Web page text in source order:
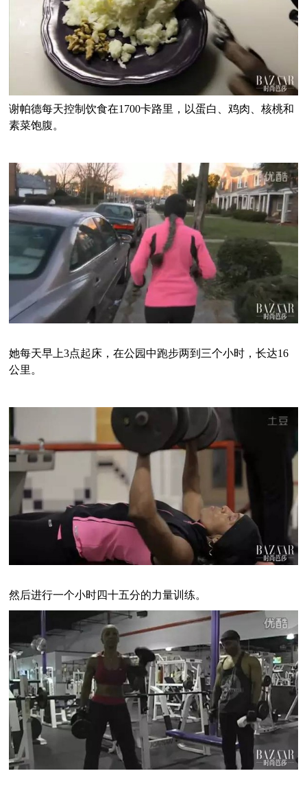
谢帕德每天控制饮食在1700卡路里，以蛋白、鸡肉、核桃和
素菜饱腹。
她每天早上3点起床，在公园中跑步两到三个小时，长达16
公里。
然后进行一个小时四十五分的力量训练。